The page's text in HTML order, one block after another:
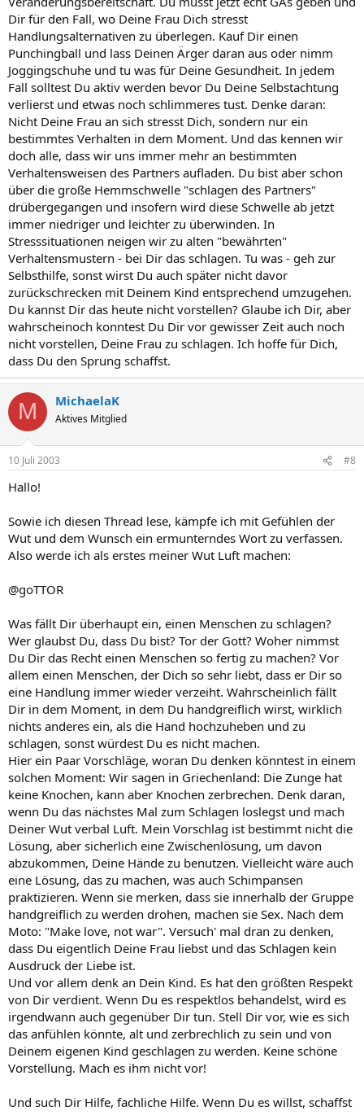
Dir für den Fall, wo Deine Frau Dich stresst
Handlungsalternativen zu überlegen. Kauf Dir einen
Punchingball und lass Deinen Ärger daran aus oder nimm
Joggingschuhe und tu was für Deine Gesundheit. In jedem
Fall solltest Du aktiv werden bevor Du Deine Selbstachtung
verlierst und etwas noch schlimmeres tust. Denke daran:
Nicht Deine Frau an sich stresst Dich, sondern nur ein
bestimmtes Verhalten in dem Moment. Und das kennen wir
doch alle, dass wir uns immer mehr an bestimmten
Verhaltensweisen des Partners aufladen. Du bist aber schon
über die große Hemmschwelle "schlagen des Partners"
drübergegangen und insofern wird diese Schwelle ab jetzt
immer niedriger und leichter zu überwinden. In
Stresssituationen neigen wir zu alten "bewährten"
Verhaltensmustern - bei Dir das schlagen. Tu was - geh zur
Selbsthilfe, sonst wirst Du auch später nicht davor
zurückschrecken mit Deinem Kind entsprechend umzugehen.
Du kannst Dir das heute nicht vorstellen? Glaube ich Dir, aber
wahrscheinoch konntest Du Dir vor gewisser Zeit auch noch
nicht vorstellen, Deine Frau zu schlagen. Ich hoffe für Dich,
dass Du den Sprung schaffst.
M MichaelaK
Aktives Mitglied
10 Juli 2003 #8
Hallo!
Sowie ich diesen Thread lese, kämpfe ich mit Gefühlen der
Wut und dem Wunsch ein ermunterndes Wort zu verfassen.
Also werde ich als erstes meiner Wut Luft machen:
@goTTOR
Was fällt Dir überhaupt ein, einen Menschen zu schlagen?
Wer glaubst Du, dass Du bist? Tor der Gott? Woher nimmst
Du Dir das Recht einen Menschen so fertig zu machen? Vor
allem einen Menschen, der Dich so sehr liebt, dass er Dir so
eine Handlung immer wieder verzeiht. Wahrscheinlich fällt
Dir in dem Moment, in dem Du handgreiflich wirst, wirklich
nichts anderes ein, als die Hand hochzuheben und zu
schlagen, sonst würdest Du es nicht machen.
Hier ein Paar Vorschläge, woran Du denken könntest in einem
solchen Moment: Wir sagen in Griechenland: Die Zunge hat
keine Knochen, kann aber Knochen zerbrechen. Denk daran,
wenn Du das nächstes Mal zum Schlagen loslegst und mach
Deiner Wut verbal Luft. Mein Vorschlag ist bestimmt nicht die
Lösung, aber sicherlich eine Zwischenlösung, um davon
abzukommen, Deine Hände zu benutzen. Vielleicht wäre auch
eine Lösung, das zu machen, was auch Schimpansen
praktizieren. Wenn sie merken, dass sie innerhalb der Gruppe
handgreiflich zu werden drohen, machen sie Sex. Nach dem
Moto: "Make love, not war". Versuch' mal dran zu denken,
dass Du eigentlich Deine Frau liebst und das Schlagen kein
Ausdruck der Liebe ist.
Und vor allem denk an Dein Kind. Es hat den größten Respekt
von Dir verdient. Wenn Du es respektlos behandelst, wird es
irgendwann auch gegenüber Dir tun. Stell Dir vor, wie es sich
das anfühlen könnte, alt und zerbrechlich zu sein und von
Deinem eigenen Kind geschlagen zu werden. Keine schöne
Vorstellung. Mach es ihm nicht vor!
Und such Dir Hilfe, fachliche Hilfe. Wenn Du es willst, schaffst